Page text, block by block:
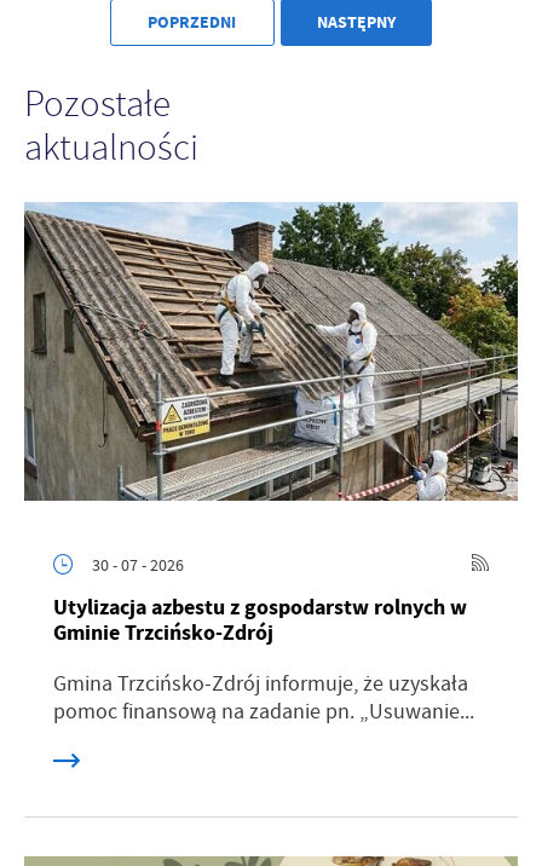
POPRZEDNI NASTĘPNY
Pozostałe
aktualności
30 - 07 - 2026
Utylizacja azbestu z gospodarstw rolnych w
Gminie Trzcińsko-Zdrój
Gmina Trzcińsko-Zdrój informuje, że uzyskała
pomoc finansową na zadanie pn. „Usuwanie...